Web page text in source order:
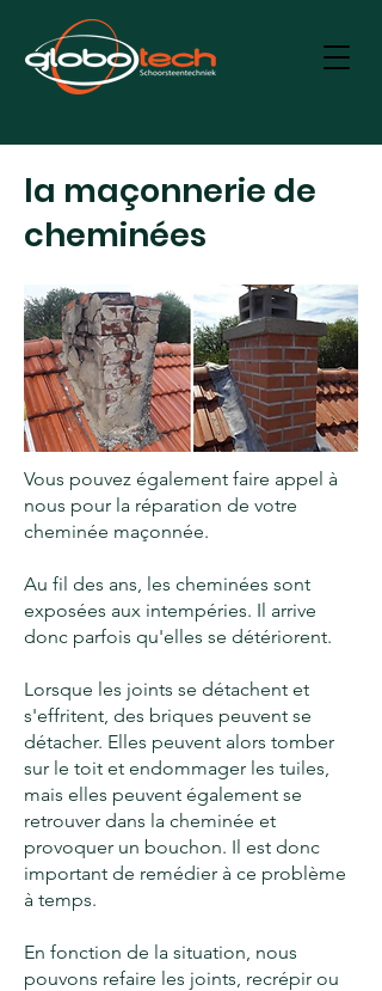
la maçonnerie de
cheminées
Vous pouvez également faire appel à
nous pour la réparation de votre
cheminée maçonnée.
Au fil des ans, les cheminées sont
exposées aux intempéries. Il arrive
donc parfois qu'elles se détériorent.
Lorsque les joints se détachent et
s'effritent, des briques peuvent se
détacher. Elles peuvent alors tomber
sur le toit et endommager les tuiles,
mais elles peuvent également se
retrouver dans la cheminée et
provoquer un bouchon. Il est donc
important de remédier à ce problème
à temps.
En fonction de la situation, nous
pouvons refaire les joints, recrépir ou